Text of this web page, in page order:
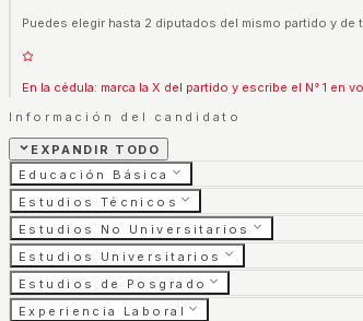
Puedes elegir hasta 2 diputados del mismo partido y
En la cédula: marca la X del partido y escribe el N° 1 en
Información del candidato
EXPANDIR TODO
Educación Básica
Estudios Técnicos
Estudios No Universitarios
Estudios Universitarios
Estudios de Posgrado
Experiencia Laboral